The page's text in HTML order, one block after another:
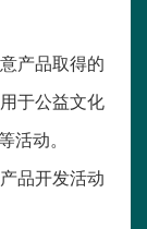
产品取得的
于公益文化
活动。
品开发活动